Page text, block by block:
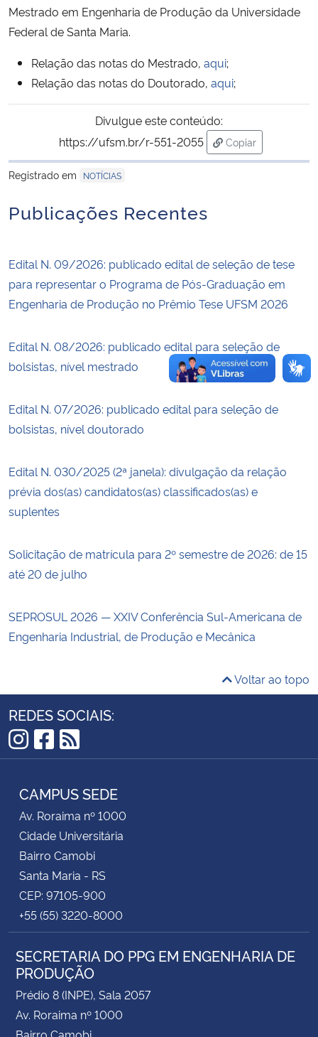
Controladoria-Geral da União
Ministério da Mulher, da Família e dos Direitos Humanos
Secretaria de Governo
Advocacia-Geral da União
Banco Central do Brasil
Planalto
Mestrado em Engenharia de Produção da Universidade
Federal de Santa Maria.
Relação das notas do Mestrado, aqui;
Relação das notas do Doutorado, aqui;
Divulgue este conteúdo:
https://ufsm.br/r-551-2055
Copiar
para área de
Registrado em
NOTÍCIAS
Publicações Recentes
Edital N. 09/2026: publicado edital de seleção de tese
para representar o Programa de Pós-Graduação em
Engenharia de Produção no Prêmio Tese UFSM 2026
Edital N. 08/2026: publicado edital para seleção de
bolsistas, nível mestrado
Edital N. 07/2026: publicado edital para seleção de
bolsistas, nível doutorado
Edital N. 030/2025 (2ª janela): divulgação da relação
prévia dos(as) candidatos(as) classificados(as) e
suplentes
Solicitação de matrícula para 2º semestre de 2026: de 15
até 20 de julho
SEPROSUL 2026 — XXIV Conferência Sul-Americana de
Engenharia Industrial, de Produção e Mecânica
Voltar ao topo
REDES SOCIAIS:
Instagram
Facebook
RSS
CAMPUS SEDE
Av. Roraima nº 1000
Cidade Universitária
Bairro Camobi
Santa Maria - RS
CEP: 97105-900
+55 (55) 3220-8000
SECRETARIA DO PPG EM ENGENHARIA DE
PRODUÇÃO
Prédio 8 (INPE), Sala 2057
Av. Roraima nº 1000
Bairro Camobi